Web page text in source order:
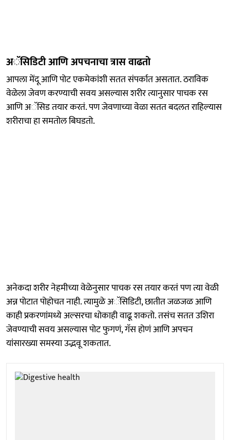
अॅसिडिटी आणि अपचनाचा त्रास वाढतो
आपला मेंदू आणि पोट एकमेकांशी सतत संपर्कात असतात. ठराविक
वेळेला जेवण करण्याची सवय असल्यास शरीर त्यानुसार पाचक रस
आणि अॅसिड तयार करतं. पण जेवणाच्या वेळा सतत बदलत राहिल्यास
शरीराचा हा समतोल बिघडतो.
अनेकदा शरीर नेहमीच्या वेळेनुसार पाचक रस तयार करतं पण त्या वेळी
अन्न पोटात पोहोचत नाही. त्यामुळे अॅसिडिटी, छातीत जळजळ आणि
काही प्रकरणांमध्ये अल्सरचा धोकाही वाढू शकतो. तसंच सतत उशिरा
जेवण्याची सवय असल्यास पोट फुगणं, गॅस होणं आणि अपचन
यांसारख्या समस्या उद्भवू शकतात.